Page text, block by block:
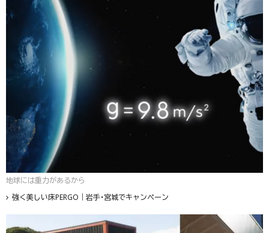
地球には重力があるから
強く美しい床PERGO｜岩手・宮城でキャンペーン